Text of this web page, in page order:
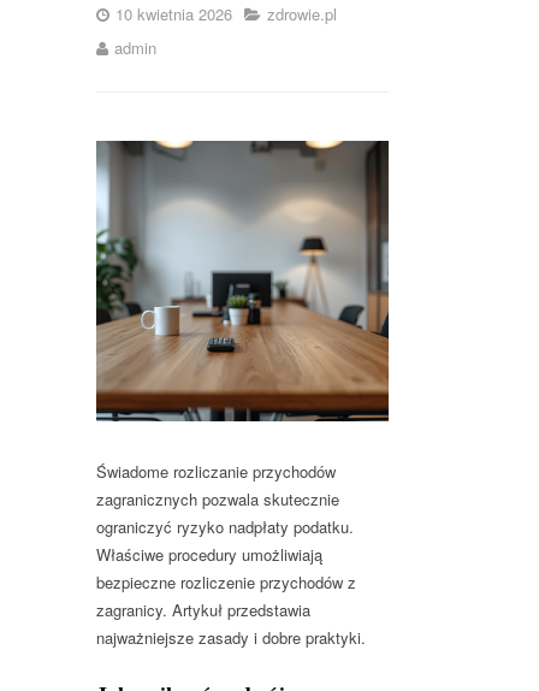
10 kwietnia 2026
zdrowie.pl
admin
Świadome rozliczanie przychodów
zagranicznych pozwala skutecznie
ograniczyć ryzyko nadpłaty podatku.
Właściwe procedury umożliwiają
bezpieczne rozliczenie przychodów z
zagranicy. Artykuł przedstawia
najważniejsze zasady i dobre praktyki.